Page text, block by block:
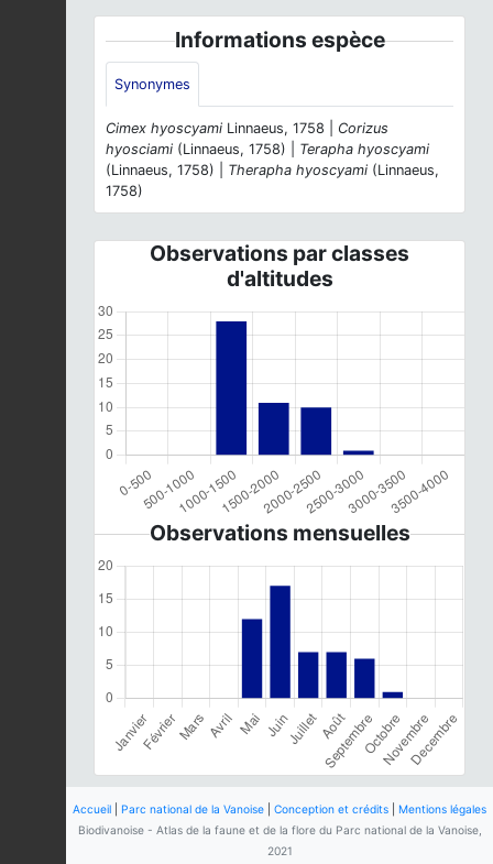
Informations espèce
Synonymes
Cimex hyoscyami Linnaeus, 1758 | Corizus
hyosciami (Linnaeus, 1758) | Terapha hyoscyami
(Linnaeus, 1758) | Therapha hyoscyami (Linnaeus,
1758)
Observations par classes
d'altitudes
Observations mensuelles
Accueil Parc national de la Vanoise Conception et crédits
Mentions légales
Biodivanoise - Atlas de la faune et de la flore du Parc national de la Vanoise,
2021